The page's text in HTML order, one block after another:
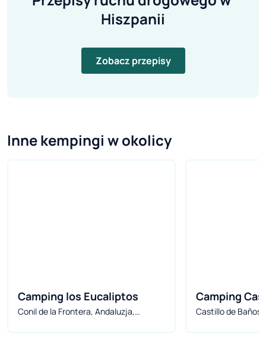
Hiszpanii
Zobacz przepisy
Inne kempingi w okolicy
Camping los Eucaliptos
Conil de la Frontera, Andaluzja,
Camping
Castillo de